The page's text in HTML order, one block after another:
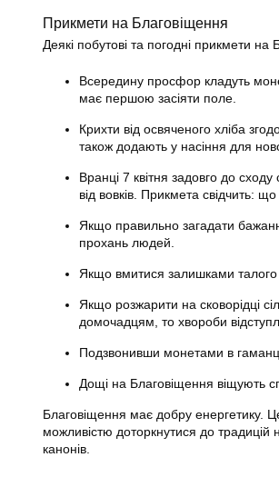
Прикмети на Благовіщення
Деякі побутові та погодні прикмети
Всередину просфор кладуть
має першою засіяти поле.
Крихти від освяченого хліба
також додають у насіння для
Вранці 7 квітня задовго до
від вовків. Прикмета свідчить:
Якщо правильно загадати
прохань людей.
Якщо вмитися залишками талого
Якщо розжарити на сковорідці
домочадцям, то хвороби
Подзвонивши монетами в
Дощі на Благовіщення віщують
Благовіщення має добру енергетику.
можливістю доторкнутися до традицій
канонів.